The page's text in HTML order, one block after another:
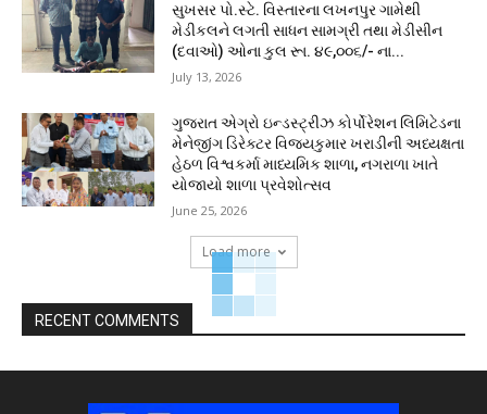
સુખસર પો.સ્ટે. વિસ્તારના લખનપુર ગામેથી
મેડીકલને લગતી સાધન સામગ્રી તથા મેડીસીન
(દવાઓ) ઓના કુલ રૂા. ૪૯,૦૦૬/- ના...
July 13, 2026
ગુજરાત એગ્રો ઇન્ડસ્ટ્રીઝ કોર્પોરેશન લિમિટેડના
મેનેજીંગ ડિરેક્ટર વિજયકુમાર ખરાડીની અધ્યક્ષતા
હેઠળ વિશ્વકર્મા માધ્યમિક શાળા, નગરાળા ખાતે
યોજાયો શાળા પ્રવેશોત્સવ
June 25, 2026
Load more
RECENT COMMENTS